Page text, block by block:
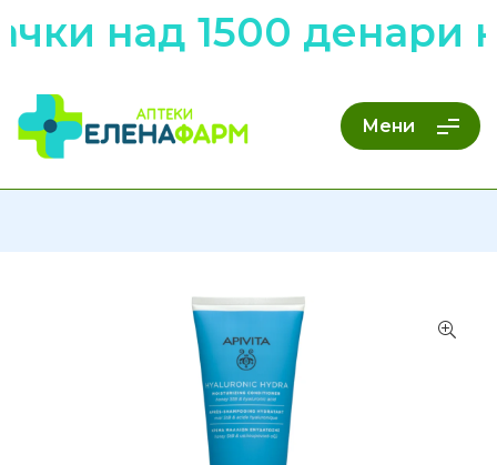
над 1500 денари
Мени